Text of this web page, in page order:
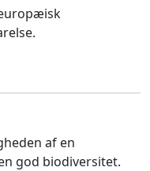
af en
god biodiversitet.